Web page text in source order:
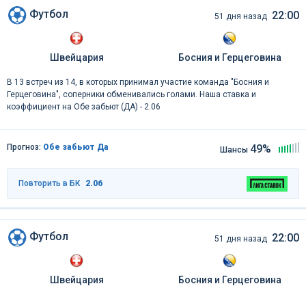
Футбол 51 дня назад 22:00
Швейцария Босния и Герцеговина
В 13 встреч из 14, в которых принимал участие команда "Босния и
Герцеговина", соперники обменивались голами. Наша ставка и
коэффициент на Обе забьют (ДА) - 2.06
Прогноз: Обе забьют Да Шансы 49%
Повторить в БК 2.06
Футбол 51 дня назад 22:00
Швейцария Босния и Герцеговина